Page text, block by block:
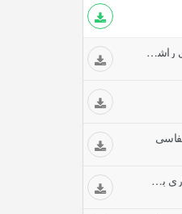
أناشيد نشيد الله على الظالم مشاري راشد العفاسي
أناشيد نشيد أسما الله الحسنى مشاري بن راشد العفاسي